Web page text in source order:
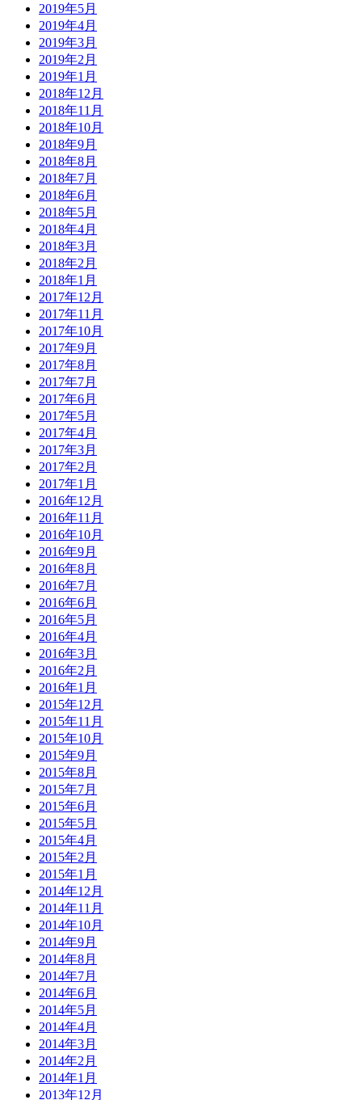
2019年5月
2019年4月
2019年3月
2019年2月
2019年1月
2018年12月
2018年11月
2018年10月
2018年9月
2018年8月
2018年7月
2018年6月
2018年5月
2018年4月
2018年3月
2018年2月
2018年1月
2017年12月
2017年11月
2017年10月
2017年9月
2017年8月
2017年7月
2017年6月
2017年5月
2017年4月
2017年3月
2017年2月
2017年1月
2016年12月
2016年11月
2016年10月
2016年9月
2016年8月
2016年7月
2016年6月
2016年5月
2016年4月
2016年3月
2016年2月
2016年1月
2015年12月
2015年11月
2015年10月
2015年9月
2015年8月
2015年7月
2015年6月
2015年5月
2015年4月
2015年2月
2015年1月
2014年12月
2014年11月
2014年10月
2014年9月
2014年8月
2014年7月
2014年6月
2014年5月
2014年4月
2014年3月
2014年2月
2014年1月
2013年12月